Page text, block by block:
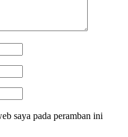
saya pada peramban ini